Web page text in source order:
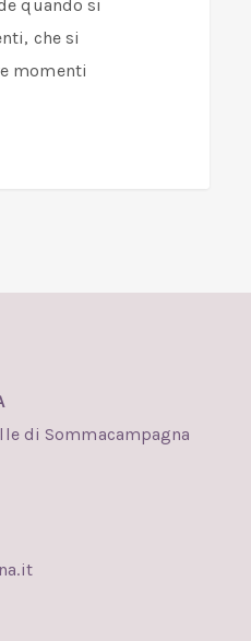
quando si
che si
momenti
di Sommacampagna